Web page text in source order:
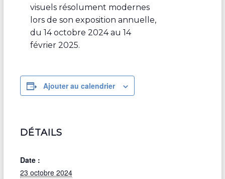
visuels résolument modernes
lors de son exposition annuelle,
du 14 octobre 2024 au 14
février 2025.
Ajouter au calendrier
DÉTAILS
Date :
23 octobre 2024